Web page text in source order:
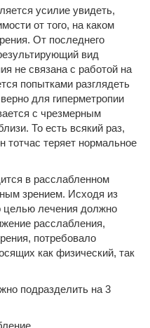
усилие увидеть,
от того, на каком
От последнего
вид
не связана с работой на
попытками разглядеть
для гиперметропии
с чрезмерным
То есть всякий раз,
тотчас теряет нормальное
в расслабленном
зрением. Исходя из
целью лечения должно
расслабления,
потребовало
как физический, так
подразделить на 3